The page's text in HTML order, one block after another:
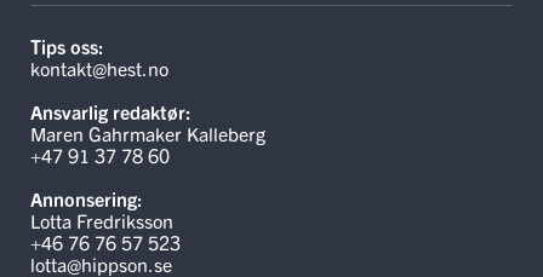
Tips oss:
kontakt@hest.no
Ansvarlig redaktør:
Maren Gahrmaker Kalleberg
+47 91 37 78 60
Annonsering:
Lotta Fredriksson
+46 76 76 57 523
lotta@hippson.se